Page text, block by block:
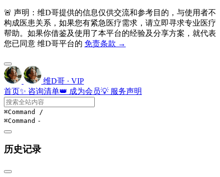
🚨 声明：维D哥提供的信息仅供交流和参考目的，与使用者不
构成医患关系，如果您有紧急医疗需求，请立即寻求专业医疗
帮助。如果你借鉴及使用了本平台的经验及分享方案，就代表
您已同意 维D哥平台的 免责条款 →
维D哥 · VIP
首页✨ 咨询清单👑 成为会员💡 服务声明
⌘Command /
⌘Command -
历史记录